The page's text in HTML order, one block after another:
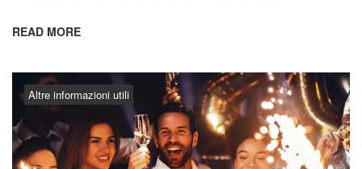
READ MORE
Altre informazioni utili